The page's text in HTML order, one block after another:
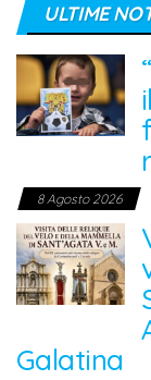
ULTIME
8 Agosto 2026
Galatina